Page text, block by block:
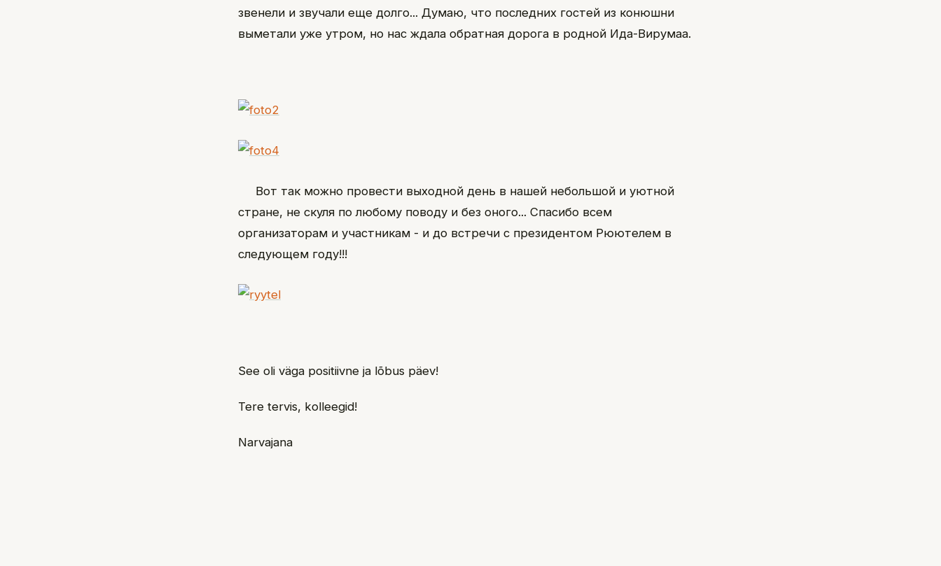
звенели и звучали еще долго... Думаю, что последних гостей из конюшни
выметали уже утром, но нас ждала обратная дорога в родной Ида-Вирумаа.
Вот так можно провести выходной день в нашей небольшой и уютной
стране, не скуля по любому поводу и без оного... Спасибо всем
организаторам и участникам - и до встречи с президентом Рюютелем в
следующем году!!!
See oli väga positiivne ja lõbus päev!
Tere tervis, kolleegid!
Narvajana